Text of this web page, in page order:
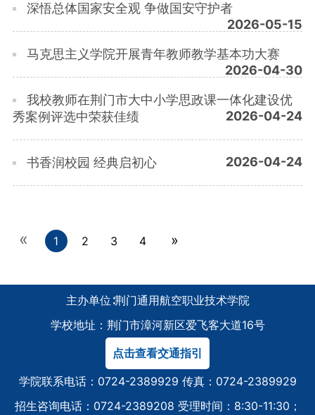
深悟总体国家安全观 争做国安守护者
2026-05-15
马克思主义学院开展青年教师教学基本功大赛
2026-04-30
我校教师在荆门市大中小学思政课一体化建设优
秀案例评选中荣获佳绩
2026-04-24
书香润校园 经典启初心 2026-04-24
« 1 2 3 4 »
主办单位∶荆门通用航空职业技术学院
学校地址：荆门市漳河新区爱飞客大道16号
点击查看交通指引
学院联系电话：0724-2389929 传真：0724-2389929
招生咨询电话：0724-2389208 受理时间：8:30-11:30；